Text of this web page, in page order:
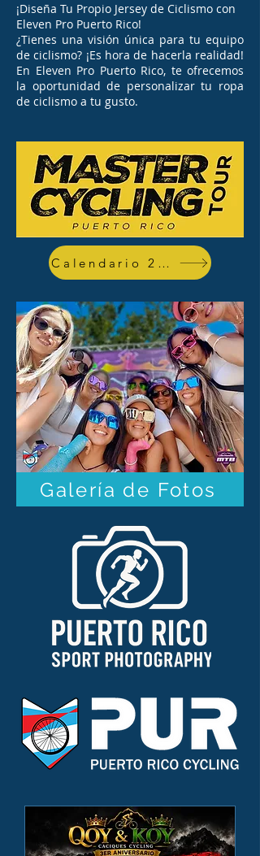
¡Diseña Tu Propio Jersey de Ciclismo con
Eleven Pro Puerto Rico!
¿Tienes una visión única para tu equipo
de ciclismo? ¡Es hora de hacerla realidad!
En Eleven Pro Puerto Rico, te ofrecemos
la oportunidad de personalizar tu ropa
de ciclismo a tu gusto.
Calendario 2026
Galería de Fotos